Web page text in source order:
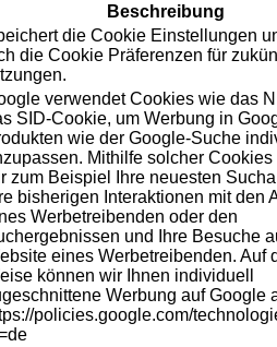
Beschreibung
die Cookie Einstellungen
die Cookie Präferenzen für
verwendet Cookies wie das
SID-Cookie, um Werbung in
wie der Google-Suche
Mithilfe solcher Cookies
zum Beispiel Ihre neuesten
bisherigen Interaktionen mit den
Werbetreibenden oder den
und Ihre Besuche
eines Werbetreibenden. Auf
können wir Ihnen individuell
Werbung auf Google
policies.google.com/